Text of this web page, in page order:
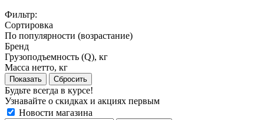
Фильтр:
Сортировка
По популярности (возрастание)
Бренд
Грузоподъемность (Q), кг
Масса нетто, кг
Показать Сбросить
Будьте всегда в курсе!
Узнавайте о скидках и акциях первым
Новости магазина